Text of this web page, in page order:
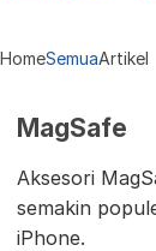
HomeSemuaArtikel
MagSafe
Aksesori
semakin
iPhone.